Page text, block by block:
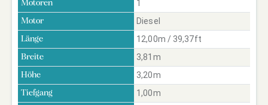
Motoren 1
Motor Diesel
Länge 12,00m / 39,37ft
Breite 3,81m
Höhe 3,20m
Tiefgang 1,00m